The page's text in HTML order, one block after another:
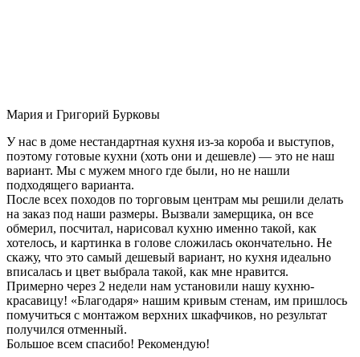
Мария и Григорий Бурковы
У нас в доме нестандартная кухня из-за короба и выступов,
поэтому готовые кухни (хоть они и дешевле) — это не наш
вариант. Мы с мужем много где были, но не нашли
подходящего варианта.
После всех походов по торговым центрам мы решили делать
на заказ под наши размеры. Вызвали замерщика, он все
обмерил, посчитал, нарисовал кухню именно такой, как
хотелось, и картинка в голове сложилась окончательно. Не
скажу, что это самый дешевый вариант, но кухня идеально
вписалась и цвет выбрала такой, как мне нравится.
Примерно через 2 недели нам установили нашу кухню-
красавицу! «Благодаря» нашим кривым стенам, им пришлось
помучиться с монтажом верхних шкафчиков, но результат
получился отменный.
Большое всем спасибо! Рекомендую!